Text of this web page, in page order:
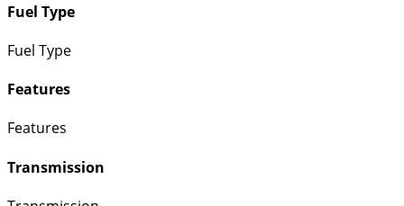
Fuel Type
Fuel Type
Features
Features
Transmission